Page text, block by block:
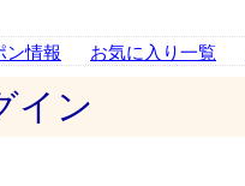
ン情報
お気に入り一覧
イン